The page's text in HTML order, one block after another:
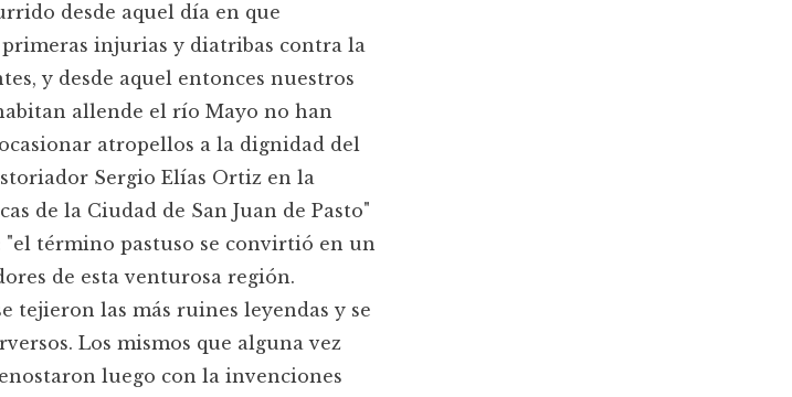
desde aquel día en que
injurias y diatribas contra la
y desde aquel entonces nuestros
allende el río Mayo no han
atropellos a la dignidad del
Sergio Elías Ortiz en la
de la Ciudad de San Juan de Pasto"
"el término pastuso se convirtió en un
de esta venturosa región.
tejieron las más ruines leyendas y se
Los mismos que alguna vez
luego con la invenciones